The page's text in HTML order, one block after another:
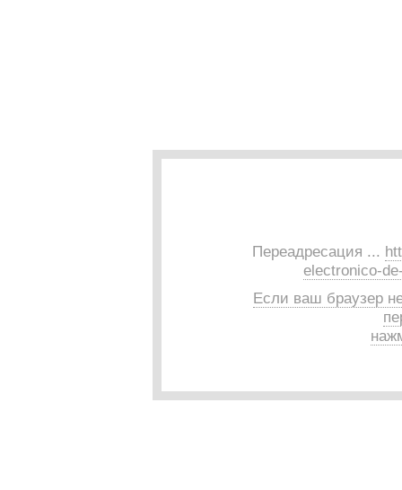
Переадресация ...
electronico-
Если ваш браузер